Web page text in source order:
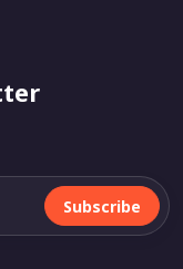
Subscribe